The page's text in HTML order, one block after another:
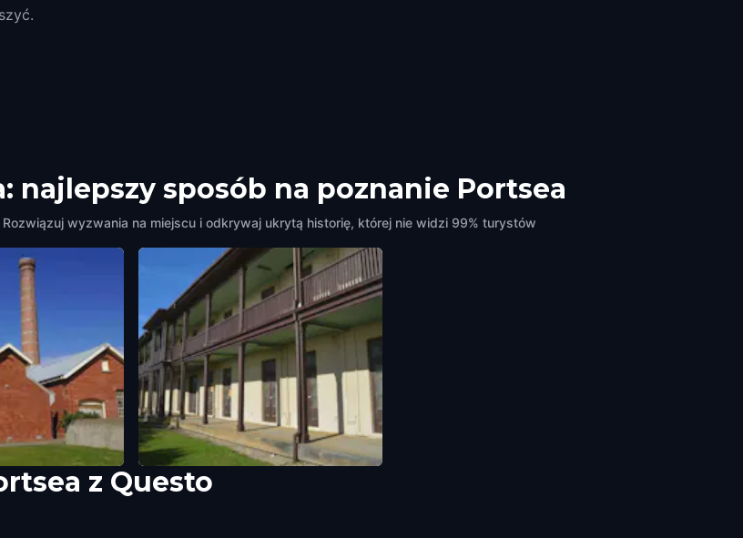
najlepszy sposób na poznanie Portsea
wyzwania na miejscu i odkrywaj ukrytą historię, której nie widzi 99% turystów
Waiting
Hospitals
z Questo